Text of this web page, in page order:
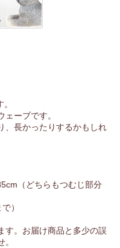
ーブです。
、長かったりするかもしれ
（どちらもつむじ部分
）
す。お届け商品と多少の誤